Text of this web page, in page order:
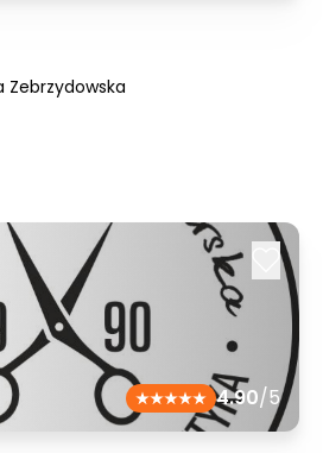
Zebrzydowska
4.90/5